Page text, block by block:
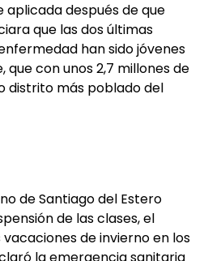
aplicada después de que
que las dos últimas
han sido jóvenes
que con unos 2,7 millones de
distrito más poblado del
de Santiago del Estero
de las clases, el
de invierno en los